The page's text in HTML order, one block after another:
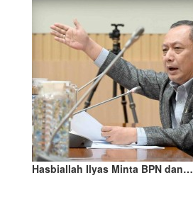
Hasbiallah Ilyas Minta BPN dan…